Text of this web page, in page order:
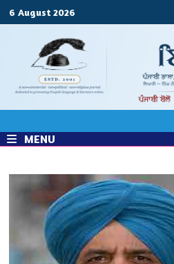
6 August 2026
MENU